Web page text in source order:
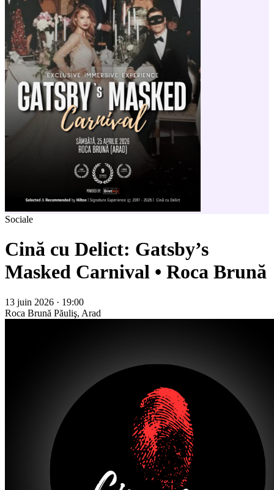
Sociale
Cină cu Delict: Gatsby’s
Masked Carnival • Roca Brună
13 juin 2026 · 19:00
Roca Brună Păuliş, Arad